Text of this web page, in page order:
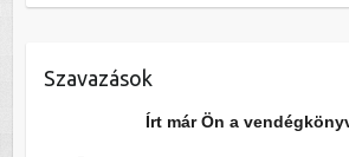
Szavazások
Írt már Ön a